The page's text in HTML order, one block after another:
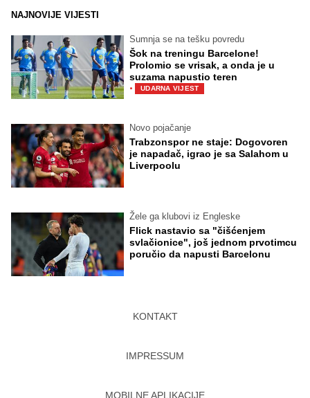
NAJNOVIJE VIJESTI
Sumnja se na tešku povredu
Šok na treningu Barcelone!
Prolomio se vrisak, a onda je u
suzama napustio teren
· UDARNA VIJEST
Novo pojačanje
Trabzonspor ne staje: Dogovoren
je napadač, igrao je sa Salahom u
Liverpoolu
Žele ga klubovi iz Engleske
Flick nastavio sa "čišćenjem
svlačionice", još jednom prvotimcu
poručio da napusti Barcelonu
KONTAKT
IMPRESSUM
MOBILNE APLIKACIJE